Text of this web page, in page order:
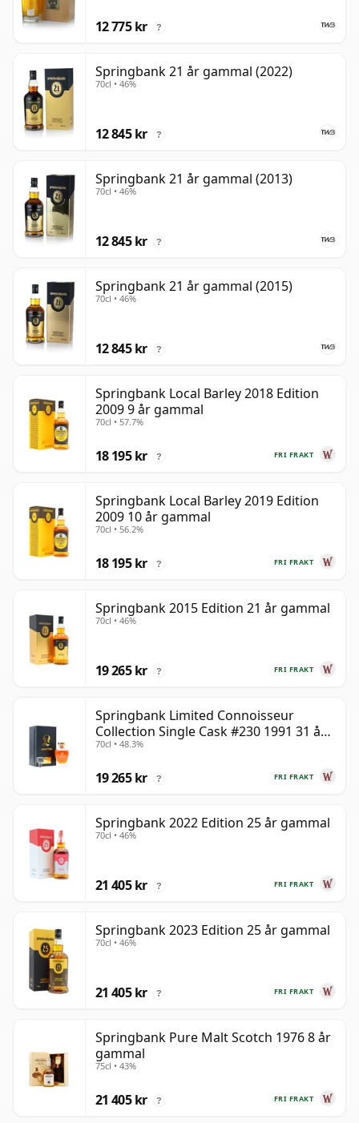
12 775 kr ?
Springbank 21 år gammal (2022)
70cl • 46%
12 845 kr ?
Springbank 21 år gammal (2013)
70cl • 46%
12 845 kr ?
Springbank 21 år gammal (2015)
70cl • 46%
12 845 kr ?
Springbank Local Barley 2018 Edition
2009 9 år gammal
70cl • 57.7%
FRI FRAKT
18 195 kr ?
Springbank Local Barley 2019 Edition
2009 10 år gammal
70cl • 56.2%
FRI FRAKT
18 195 kr ?
Springbank 2015 Edition 21 år gammal
70cl • 46%
FRI FRAKT
19 265 kr ?
Springbank Limited Connoisseur
Collection Single Cask #230 1991 31 år
gammal
70cl • 48.3%
FRI FRAKT
19 265 kr ?
Springbank 2022 Edition 25 år gammal
70cl • 46%
FRI FRAKT
21 405 kr ?
Springbank 2023 Edition 25 år gammal
70cl • 46%
FRI FRAKT
21 405 kr ?
Springbank Pure Malt Scotch 1976 8 år
gammal
75cl • 43%
FRI FRAKT
21 405 kr ?